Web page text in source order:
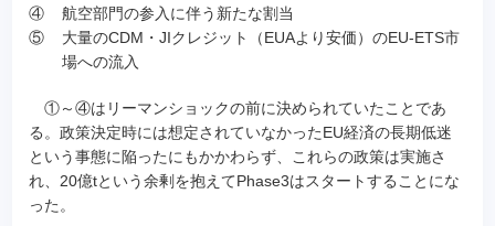
④
航空部門の参入に伴う新たな割当
⑤
大量のCDM・JIクレジット（EUAより安価）のEU-ETS市
場への流入
①～④はリーマンショックの前に決められていたことであ
る。政策決定時には想定されていなかったEU経済の長期低迷
という事態に陥ったにもかかわらず、これらの政策は実施さ
れ、20億tという余剰を抱えてPhase3はスタートすることにな
った。